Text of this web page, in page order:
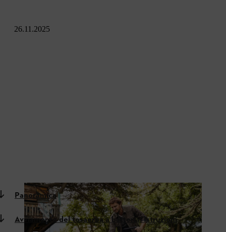
26.11.2025
Panoramica
Avviamento del tosaerba a batteria: Istruzioni